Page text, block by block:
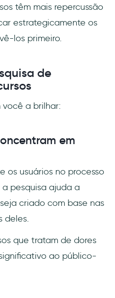
têm mais repercussão
estrategicamente os
los primeiro.
de
a brilhar:
em
os usuários no processo
pesquisa ajuda a
criado com base nas
deles.
que tratam de dores
ao público-